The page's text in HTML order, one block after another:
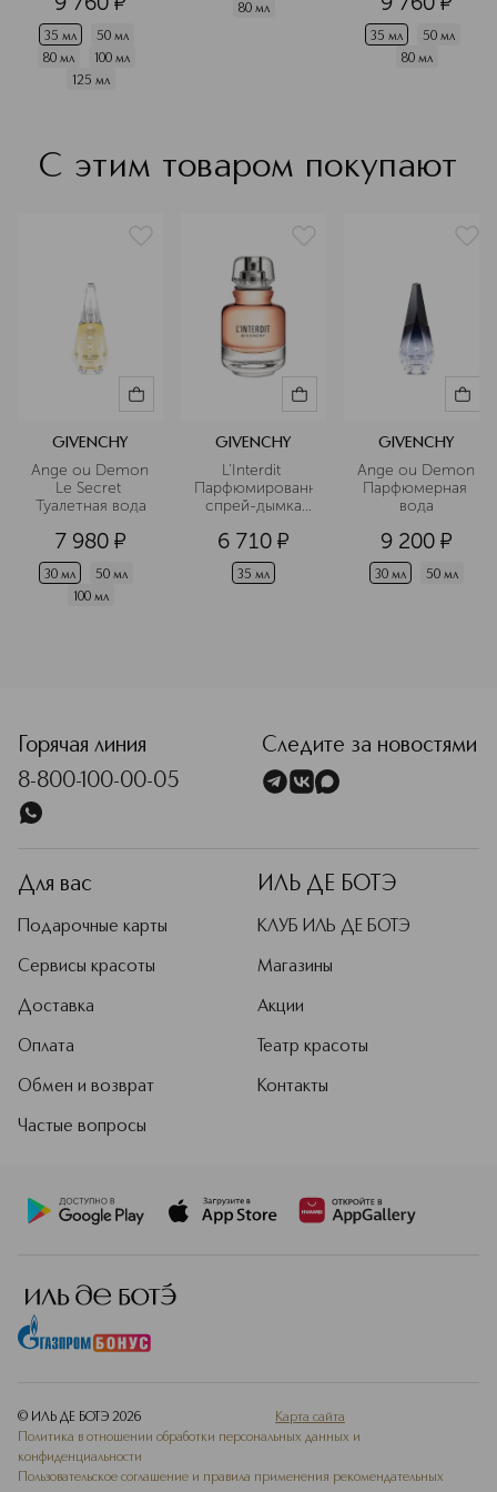
35 мл
50 мл
80 мл
100 мл
125 мл
80 мл
35 мл
50 мл
80 мл
С этим товаром покупают
GIVENCHY
Ange ou Demon
Le Secret
Туалетная вода
7 980 ¤
30 мл
50 мл
100 мл
GIVENCHY
L'Interdit
Парфюмированная
спрей-дымка
6 710 ¤
35 мл
GIVENCHY
Ange ou Demon
Парфюмерная
вода
9 200 ¤
30 мл 50 мл
Горячая линия
8-800-100-00-05
Следите за новостями
Для вас
Подарочные карты
Сервисы красоты
Доставка
Оплата
Обмен и возврат
Частые вопросы
ИЛЬ ДЕ БОТЭ
КЛУБ ИЛЬ ДЕ БОТЭ
Магазины
Акции
Театр красоты
Контакты
© ИЛЬ ДЕ БОТЭ 2026
Карта сайта
Политика в отношении обработки персональных данных и
конфиденциальности
Пользовательское соглашение и правила применения рекомендательных